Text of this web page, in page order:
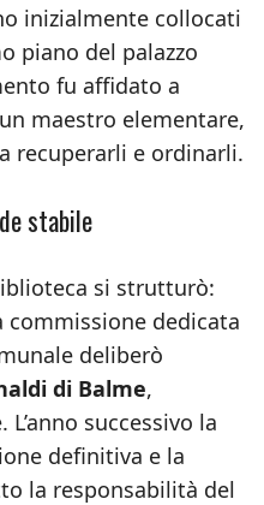
inizialmente collocati
piano del palazzo
fu affidato a
maestro elementare,
recuperarli e ordinarli.
stabile
si strutturò:
dedicata
deliberò
di Balme,
successivo la
definitiva e la
la responsabilità del